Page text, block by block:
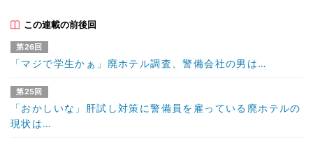
この連載の前後回
第26回
「マジで学生かぁ」廃ホテル調査、警備会社の男は…
第25回
「おかしいな」肝試し対策に警備員を雇っている廃ホテルの
現状は…